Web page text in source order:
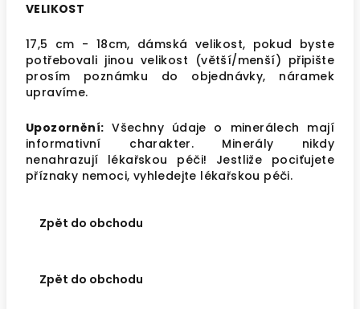
VELIKOST
17,5 cm - 18cm, dámská velikost, pokud byste
potřebovali jinou velikost (větší/menší) připište
prosím poznámku do objednávky, náramek
upravíme.
Upozornění: Všechny údaje o minerálech mají
informativní charakter. Minerály nikdy
nenahrazují lékařskou péči! Jestliže pociťujete
příznaky nemoci, vyhledejte lékařskou péči.
Zpět do obchodu
Zpět do obchodu